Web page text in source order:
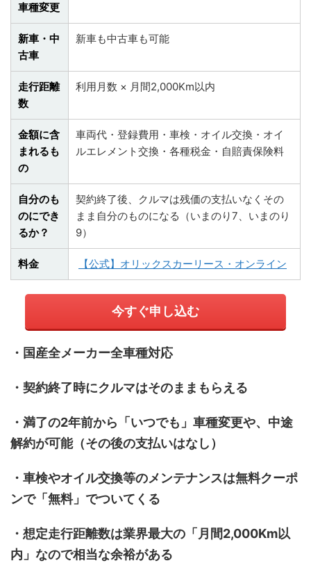
車種変更
新車・中
古車
新車も中古車も可能
走行距離
数
利用月数 × 月間2,000Km以内
金額に含
まれるも
の
車両代・登録費用・車検・オイル交換・オイ
ルエレメント交換・各種税金・自賠責保険料
自分のも
のにでき
るか？
契約終了後、クルマは残価の支払いなくその
まま自分のものになる（いまのり7、いまのり
9）
料金 【公式】オリックスカーリース・オンライン
今すぐ申し込む
・国産全メーカー全車種対応
・契約終了時にクルマはそのままもらえる
・満了の2年前から「いつでも」車種変更や、中途
解約が可能（その後の支払いはなし）
・車検やオイル交換等のメンテナンスは無料クーポ
ンで「無料」でついてくる
・想定走行距離数は業界最大の「月間2,000Km以
内」なので相当な余裕がある